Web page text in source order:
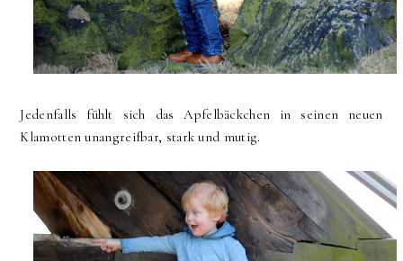
Jedenfalls fühlt sich das Apfelbäckchen in seinen neuen
Klamotten unangreifbar, stark und mutig.